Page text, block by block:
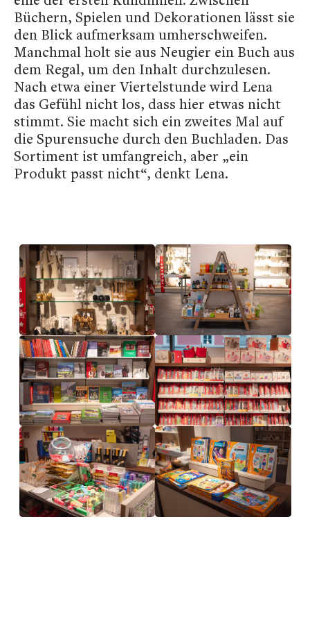
Büchern, Spielen und Dekorationen lässt sie
den Blick aufmerksam umherschweifen.
Manchmal holt sie aus Neugier ein Buch aus
dem Regal, um den Inhalt durchzulesen.
Nach etwa einer Viertelstunde wird Lena
das Gefühl nicht los, dass hier etwas nicht
stimmt. Sie macht sich ein zweites Mal auf
die Spurensuche durch den Buchladen. Das
Sortiment ist umfangreich, aber „ein
Produkt passt nicht“, denkt Lena.